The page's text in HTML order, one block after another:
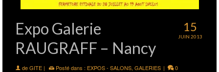
15
JUIN 2013
Expo Galerie
RAUGRAFF – Nancy
deGITE | Posté dans : EXPOS - SALONS, GALERIES | 0